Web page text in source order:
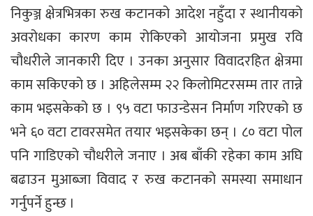
निकुञ्ज क्षेत्रभित्रका रुख कटानको आदेश नहुँदा र स्थानीयको
अवरोधका कारण काम रोकिएको आयोजना प्रमुख रवि
चौधरीले जानकारी दिए । उनका अनुसार विवादरहित क्षेत्रमा
काम सकिएको छ । अहिलेसम्म २२ किलोमिटरसम्म तार तान्ने
काम भइसकेको छ । ९५ वटा फाउन्डेसन निर्माण गरिएको छ
भने ६० वटा टावरसमेत तयार भइसकेका छन् । ८० वटा पोल
पनि गाडिएको चौधरीले जनाए । अब बाँकी रहेका काम अघि
बढाउन मुआब्जा विवाद र रुख कटानको समस्या समाधान
गर्नुपर्ने हुन्छ ।